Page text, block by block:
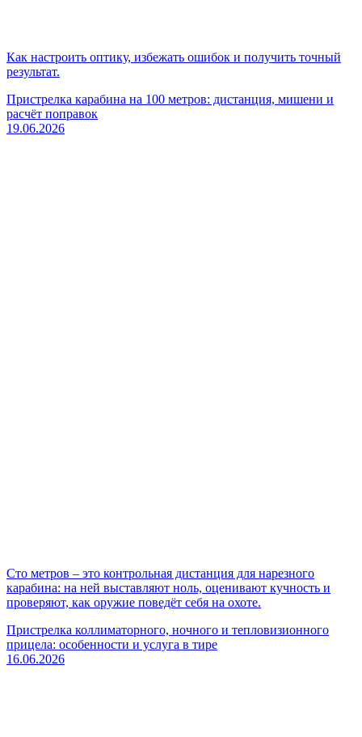
Как настроить оптику, избежать ошибок и получить точный
результат.
Пристрелка карабина на 100 метров: дистанция, мишени и
расчёт поправок
19.06.2026
Сто метров – это контрольная дистанция для нарезного
карабина: на ней выставляют ноль, оценивают кучность и
проверяют, как оружие поведёт себя на охоте.
Пристрелка коллиматорного, ночного и тепловизионного
прицела: особенности и услуга в тире
16.06.2026